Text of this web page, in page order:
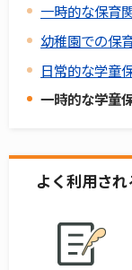
一時的な保育
幼稚園での保
日常的な学童
一時的な学童
よく利用さ